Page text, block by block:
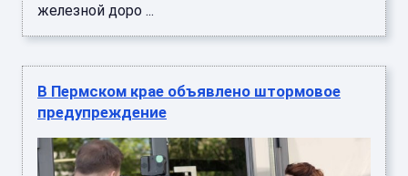
железной доро ...
В Пермском крае объявлено штормовое
предупреждение